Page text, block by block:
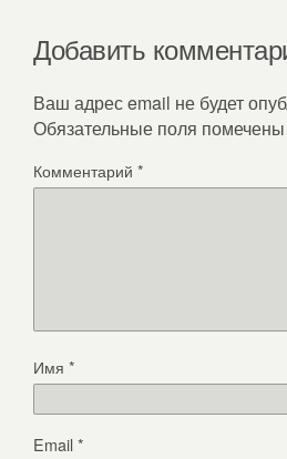
Добавить
Ваш адрес email не будет
Обязательные поля помечены
Комментарий *
Имя *
Email*